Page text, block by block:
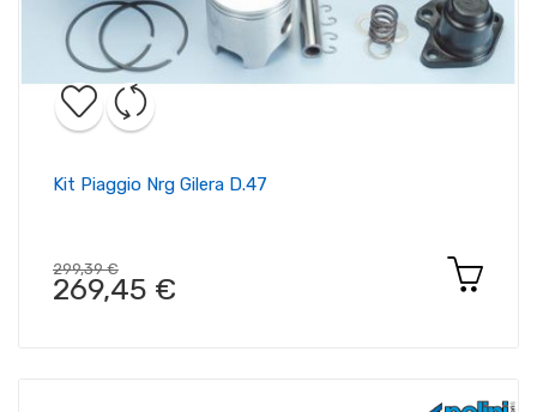
Kit Piaggio Nrg Gilera D.47
299,39 €
269,45 €